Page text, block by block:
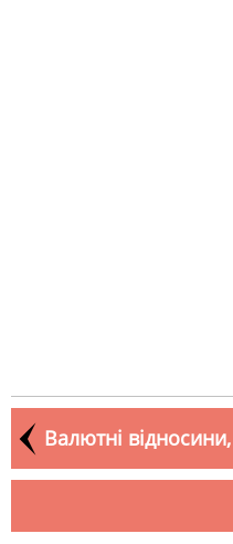
Валютні